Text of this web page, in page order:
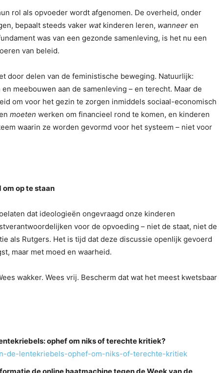
rol als opvoeder wordt afgenomen. De overheid, onder
bepaalt steeds vaker watkinderen leren, wanneer en
was van een gezonde samenleving, is het nu een
van beleid.
door delen van de feministische beweging. Natuurlijk:
meebouwen aan de samenleving – en terecht. Maar de
om voor het gezin te zorgen inmiddels sociaal-economisch
moeten werken om financieel rond te komen, en kinderen
waarin ze worden gevormd voor het systeem – niet voor
op te staan
dat ideologieën ongevraagd onze kinderen
voor de opvoeding – niet de staat, niet de
als Rutgers. Het is tijd dat deze discussie openlijk gevoerd
maar met moed en waarheid.
wakker. Wees vrij. Bescherm dat wat het meest kwetsbaar
ophef om niks of terechte kritiek?
de-lentekriebels-ophef-om-niks-of-terechte-kritiek